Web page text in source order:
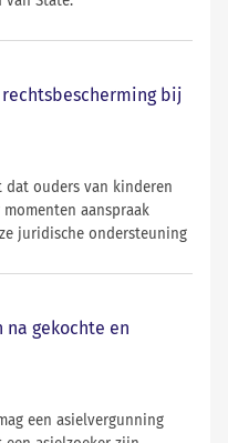
bij
dat ouders van kinderen
aanspraak
juridische ondersteuning
gekochte en
een asielvergunning